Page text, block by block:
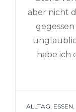
aber nicht
habe ich
TAGS
ALLTAG ESSEN